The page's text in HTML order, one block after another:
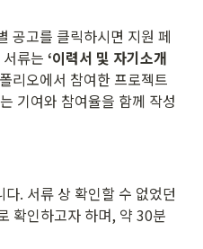
공고를 클릭하시면 지원 페
류는 ‘이력서 및 자기소개
리오에서 참여한 프로젝트
기여와 참여율을 함께 작성
. 서류 상 확인할 수 없었던
확인하고자 하며, 약 30분